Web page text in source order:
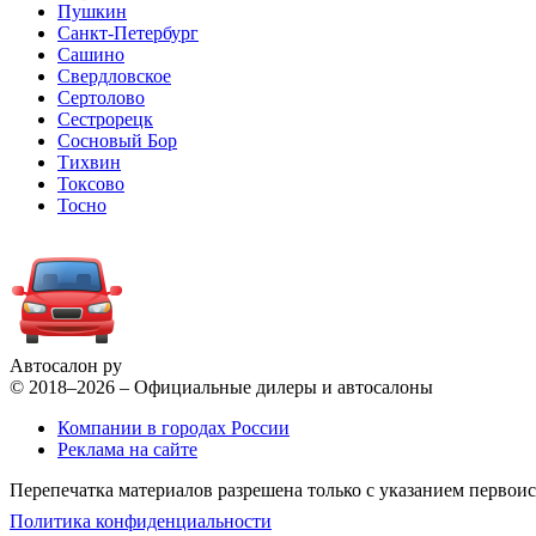
Пушкин
Санкт-Петербург
Сашино
Свердловское
Сертолово
Сестрорецк
Сосновый Бор
Тихвин
Токсово
Тосно
Автосалон ру
© 2018–2026 – Официальные дилеры и автосалоны
Компании в городах России
Реклама на сайте
Перепечатка материалов разрешена только с указанием
Политика конфиденциальности